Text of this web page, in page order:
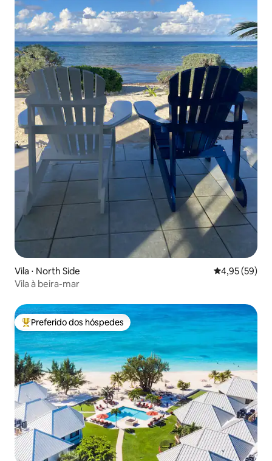
Vila ⋅ North Side 4,95 de uma
4,95 (59)
Vila à beira-mar
Entre os melhores preferidos dos hóspedes
Preferido dos hóspedes